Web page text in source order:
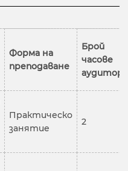
Форма на
преподаване
Брой
часове
Практическо
занятие
2